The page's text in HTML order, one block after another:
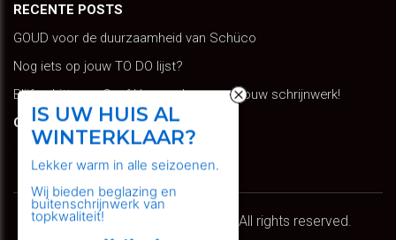
RECENTE POSTS
GOUD voor de duurzaamheid van Schüco
Nog iets op jouw TO DO lijst?
Blijf schitteren: Geef kleur en leven aan jouw schrijnwerk!
GOOGLE TRANSLATE
Copyright © 2026 Schiffeleers. All rights reserved.
IS UW HUIS AL
WINTERKLAAR?
Lekker warm in alle seizoenen.
Wij bieden beglazing en
buitenschrijnwerk van
topkwaliteit!